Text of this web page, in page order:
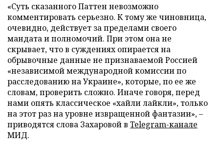
«Суть сказанного Паттен невозможно
комментировать серьезно. К тому же чиновница,
очевидно, действует за пределами своего
мандата и полномочий. При этом она не
скрывает, что в суждениях опирается на
обрывочные данные не признаваемой Россией
«независимой международной комиссии по
расследованию на Украине», которые, по ее же
словам, проверить сложно. Иначе говоря, перед
нами опять классическое «хайли лайкли», только
на этот раз на уровне извращенной фантазии», –
приводятся слова Захаровой в Telegram-канале
МИД.